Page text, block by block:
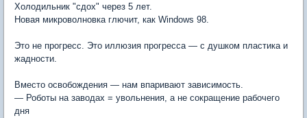
Холодильник "сдох" через 5 лет.
Новая микроволновка глючит, как Windows 98.
Это не прогресс. Это иллюзия прогресса — с душком пластика и
жадности.
Вместо освобождения — нам впаривают зависимость.
— Роботы на заводах = увольнения, а не сокращение рабочего
дня